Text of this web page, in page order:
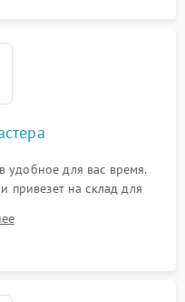
удобное для вас время.
привезет на склад для